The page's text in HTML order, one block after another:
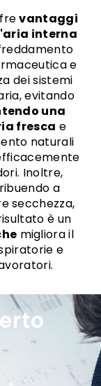
vantaggi
interna
e
dei sistemi
evitando
una
fresca e
naturali
Inoltre,
a
secchezza,
è un
migliora il
e